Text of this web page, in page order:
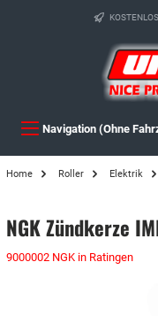
Navigation (Ohne
Home Roller Elektrik
NGK Zündkerze
9000002 NGK in Ratingen